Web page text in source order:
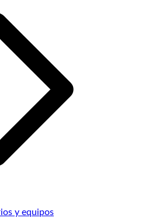
y equipos